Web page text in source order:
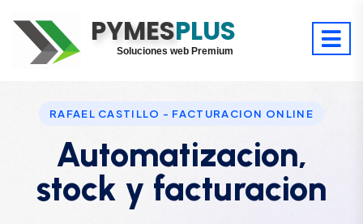
PYMESPLUS
Digitaliza tu éxito
Soluciones web Premium
RAFAEL CASTILLO - FACTURACION ONLINE
Automatizacion,
stock y facturacion